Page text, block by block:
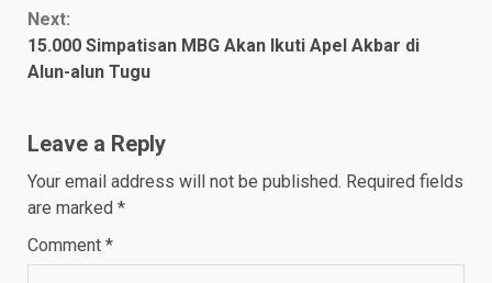
Next:
15.000 Simpatisan MBG Akan Ikuti Apel Akbar di
Alun-alun Tugu
Leave a Reply
Your email address will not be published. Required fields
are marked *
Comment *